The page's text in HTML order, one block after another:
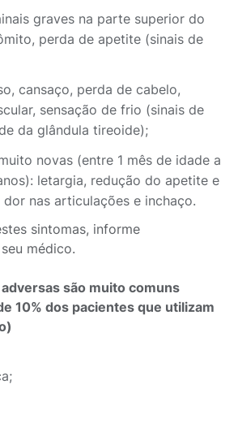
graves na parte superior do
perda de apetite (sinais de
cansaço, perda de cabelo,
sensação de frio (sinais de
da glândula tireoide);
novas (entre 1 mês de idade a
letargia, redução do apetite e
nas articulações e inchaço.
sintomas, informe
médico.
são muito comuns
10% dos pacientes que utilizam